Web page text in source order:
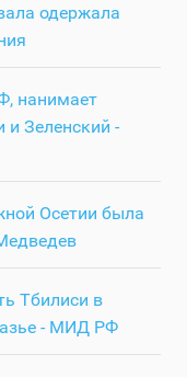
одержала
нанимает
и Зеленский -
Осетии была
Тбилиси в
- МИД РФ